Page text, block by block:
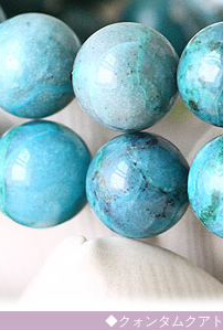
◆クォンタムクア